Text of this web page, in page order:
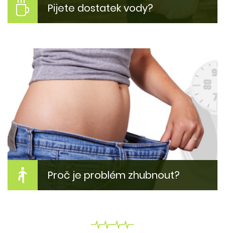
Pijete dostatek vody?
Máte dobrý pitný režim?
Pití čísté vody může být pro něho problém. Proč?
Kolik toho vypít? A jak to změnit?
Více zde...
Proč je problém zhubnout?